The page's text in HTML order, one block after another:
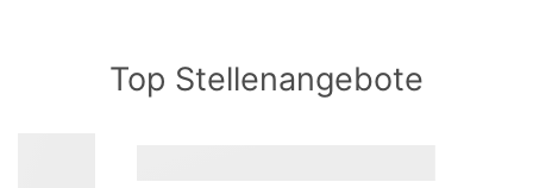
Top Stellenangebote